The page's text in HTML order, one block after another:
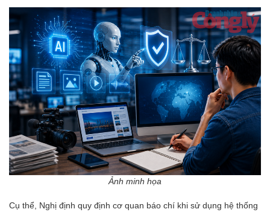
Ảnh minh họa
Cụ thể, Nghị định quy định cơ quan báo chí khi sử dụng hệ thống